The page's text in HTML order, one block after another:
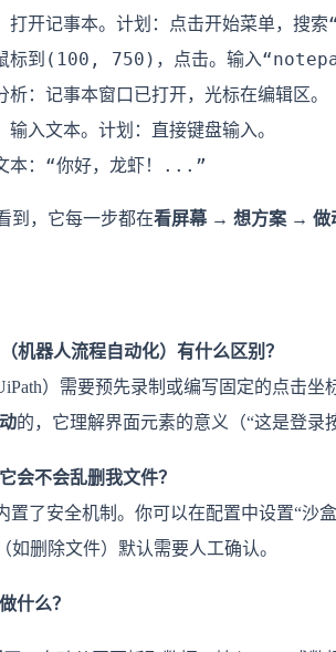
开记事本。计划：点击开始菜单，搜
标到(100, 750)，点击。输入
：记事本窗口已打开，光标在编辑区。
入文本。计划：直接键盘输入。
本：“你好，龙虾！...”
到，它每一步都在看屏幕 → 想方案 → 做
机器人流程自动化）有什么区别？
）需要预先录制或编写固定的点击
的，它理解界面元素的意义（“这是登
会不会乱删我文件？
置了安全机制。你可以在配置中设置“沙
如删除文件）默认需要人工确认。
什么？